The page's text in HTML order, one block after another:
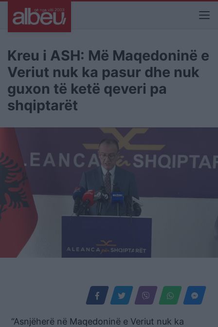
Kreu i ASH: Më Maqedoninë e
Veriut nuk ka pasur dhe nuk
guxon të ketë qeveri pa
shqiptarët
“Asnjëherë në Maqedoninë e Veriut nuk ka